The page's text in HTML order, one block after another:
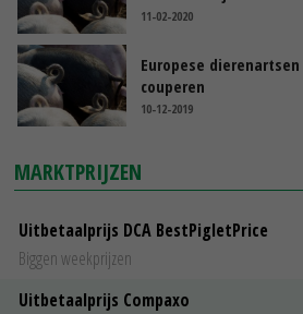
11-02-2020
Europese
couperen
10-12-2019
MARKTPRIJZEN
Uitbetaalprijs DCA BestPigletPrice
Biggen weekprijzen
Uitbetaalprijs Compaxo